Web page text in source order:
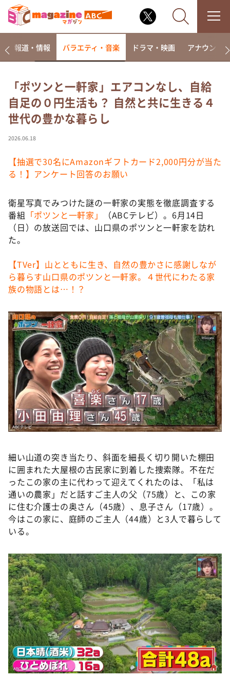
なるみ・岡村の過ぎるTV
相席食堂
これ余談なんですけど・・・
て真剣です
探偵！ナイトスクープ
河合＆A.B.C-Z塚田×福井アナ「なんでやねん！？」
（news おかえり）
DAIGOも台所 ～きょうの献立 何にする？～
朝だ！生です旅サラダ
教えて！ニュースライブ 正義のミカタ
新婚さんいらっしゃい！
ポツンと一軒家
ザキ山小屋本館
ぺこぱのまるスポ
アナ回覧板
報道・情報 バラエティ・音楽 ドラマ・映画 アナウンサー
「ポツンと一軒家」エアコンなし、自給
自足の０円生活も？ 自然と共に生きる４
世代の豊かな暮らし
2026.06.18
【抽選で30名にAmazonギフトカード2,000円分が当た
る！】アンケート回答のお願い
衛星写真でみつけた謎の一軒家の実態を徹底調査する
番組 「ポツンと一軒家」
（ABCテレビ）。6月14日
（日）の放送回では、山口県のポツンと一軒家を訪れ
た。
【TVer】山とともに生き、自然の豊かさに感謝しなが
ら暮らす山口県のポツンと一軒家。４世代にわたる家
族の物語とは…！？
細い山道の突き当たり、斜面を細長く切り開いた棚田
に囲まれた大屋根の古民家に到着した捜索隊。不在だ
ったこの家の主に代わって迎えてくれたのは、「私は
通いの農家」だと話すご主人の父（75歳）と、この家
に住む介護士の奥さん（45歳）、息子さん（17歳）。
今はこの家に、庭師のご主人（44歳）と3人で暮らして
いる。